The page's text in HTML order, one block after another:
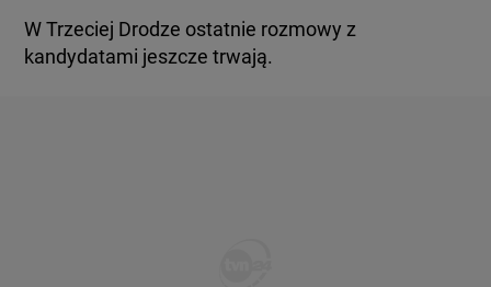
W Trzeciej Drodze ostatnie rozmowy z
kandydatami jeszcze trwają.